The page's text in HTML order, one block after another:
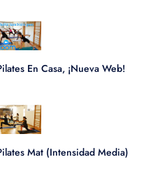
En Casa, ¡nueva Web!
Mat (Intensidad Media)